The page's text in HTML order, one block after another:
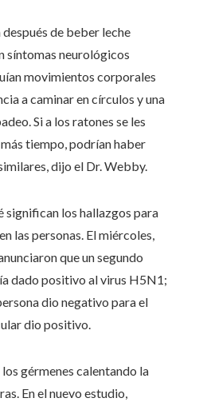
de beber leche
síntomas neurológicos
movimientos corporales
a caminar en círculos y una
Si a los ratones se les
tiempo, podrían haber
dijo el Dr. Webby.
significan los hallazgos para
las personas. El miércoles,
que un segundo
dado positivo al virus H5N1;
dio negativo para el
dio positivo.
gérmenes calentando la
En el nuevo estudio,